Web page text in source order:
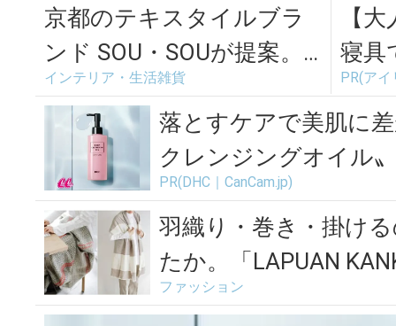
京都のテキスタイルブラ
ンド SOU・SOUが提案。
楽しい手ぬぐいの使い方
インテリア・生活雑貨
【
寝具
たに
PR(ア
落とすケアで美肌に
クレンジングオイル〟
PR(DHC｜CanCam.jp)
羽織り・巻き・掛け
たか。「LAPUAN
ファッション